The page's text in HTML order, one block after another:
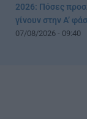
2026: Πόσες
γίνουν στην Α’
07/08/2026 - 09:40